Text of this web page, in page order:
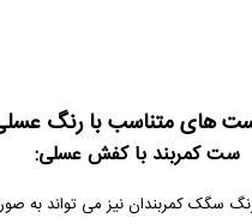
های متناسب با رنگ
ست کمربند با کفش عسلی:
سگک کمربندان نیز می تواند به